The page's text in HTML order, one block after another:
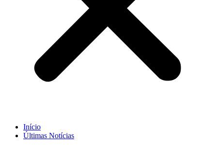
Início
Últimas Notícias